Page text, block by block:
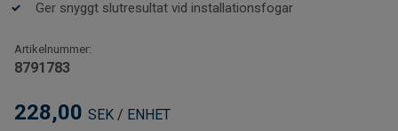
Ger snyggt slutresultat vid installationsfogar
Artikelnummer:
8791783
228,00 SEK / ENHET